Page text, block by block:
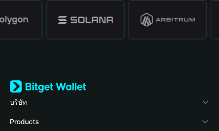
บริษัท
เกี่ยวกับ Bitget Wallet
Products